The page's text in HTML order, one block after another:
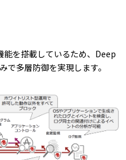
能を搭載しているため、Deep
多層防御を実現します。